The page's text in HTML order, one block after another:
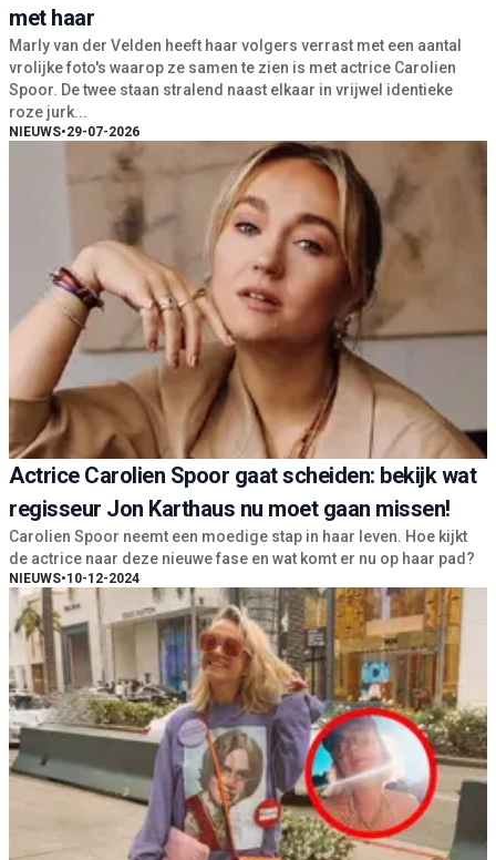
met haar
Marly van der Velden heeft haar volgers verrast met een aantal
vrolijke foto's waarop ze samen te zien is met actrice Carolien
Spoor. De twee staan stralend naast elkaar in vrijwel identieke
roze jurk...
NIEUWS•29-07-2026
Actrice Carolien Spoor gaat scheiden: bekijk wat
regisseur Jon Karthaus nu moet gaan missen!
Carolien Spoor neemt een moedige stap in haar leven. Hoe kijkt
de actrice naar deze nieuwe fase en wat komt er nu op haar pad?
NIEUWS•10-12-2024